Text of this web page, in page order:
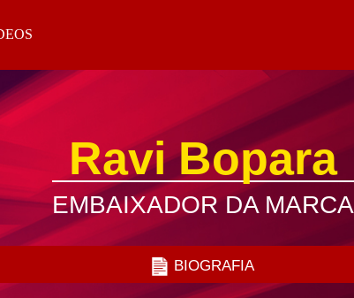
Ravi Bopara
EMBAIXADOR DA MARCA
BIOGRAFIA